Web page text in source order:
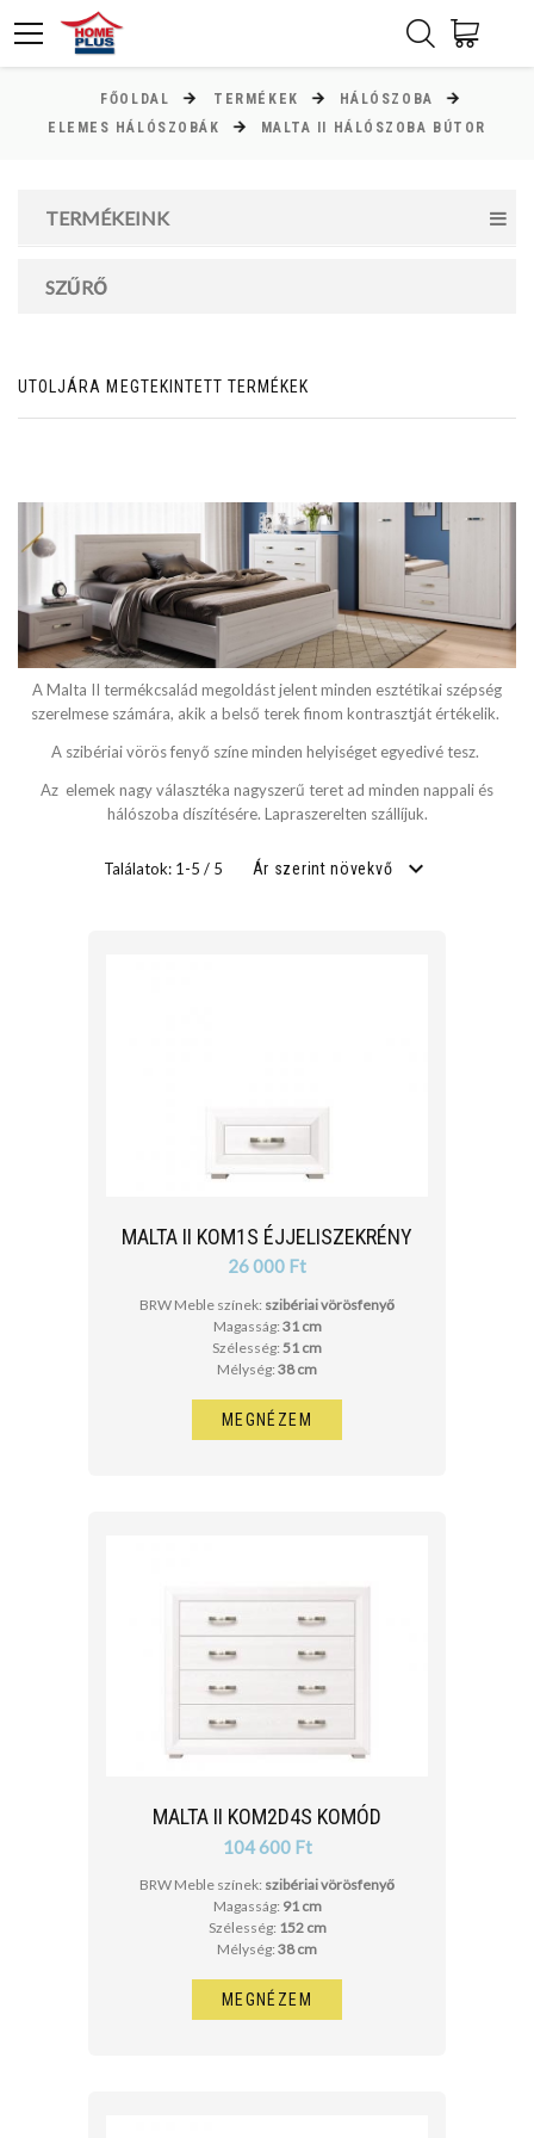
FŐOLDAL TERMÉKEK
HÁLÓSZOBA
ELEMES HÁLÓSZOBÁK
MALTA II HÁLÓSZOBA BÚTOR
TERMÉKEINK
SZŰRŐ
Ft
MAGASSÁG
cm
SZÉLESSÉG
cm
cm
cm
cm
UTOLJÁRA MEGTEKINTETT TERMÉKEK
A Malta II termékcsalád megoldást jelent minden esztétikai szépség
szerelmese számára, akik a belső terek finom kontrasztját értékelik.
A szibériai vörös fenyő színe minden helyiséget egyedivé tesz.
Az elemek nagy választéka nagyszerű teret ad minden nappali és
hálószoba díszítésére. Lapraszerelten szállíjuk.
Találatok: 1-5 / 5 Ár szerint növekvő
MALTA II KOM1S ÉJJELISZEKRÉNY
26 000 Ft
BRW Meble színek: szibériai vörösfenyő
Magasság: 31 cm
Szélesség: 51 cm
Mélység: 38 cm
MEGNÉZEM
MALTA II KOM2D4S KOMÓD
104 600 Ft
BRW Meble színek: szibériai vörösfenyő
Magasság: 91 cm
Szélesség: 152 cm
Mélység: 38 cm
MEGNÉZEM